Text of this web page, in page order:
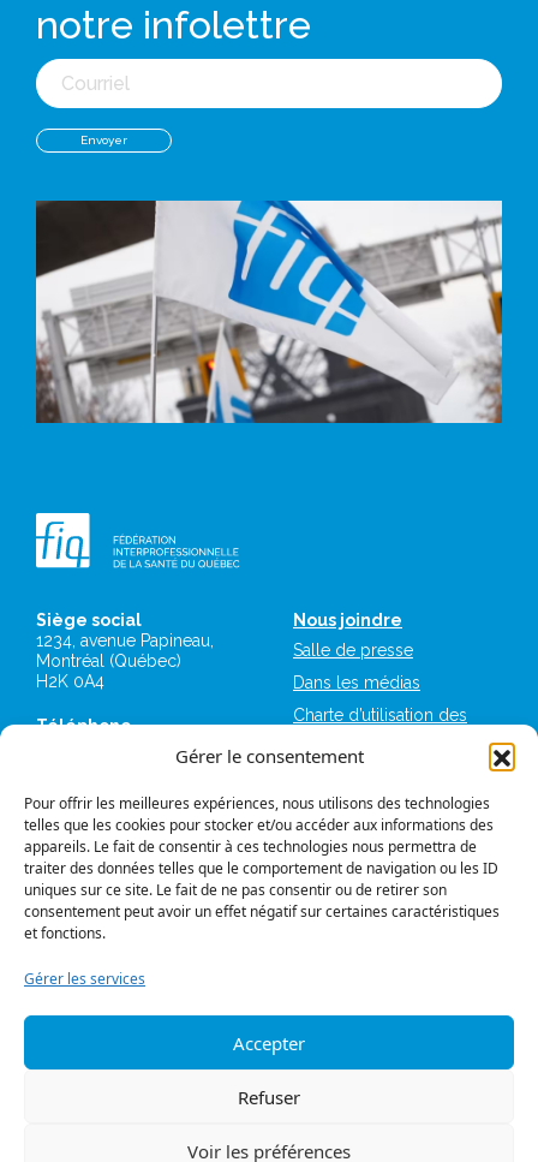
Gérer le consentement
Pour offrir les meilleures expériences, nous utilisons des technologies
telles que les cookies pour stocker et/ou accéder aux informations des
appareils. Le fait de consentir à ces technologies nous permettra de
traiter des données telles que le comportement de navigation ou les ID
uniques sur ce site. Le fait de ne pas consentir ou de retirer son
consentement peut avoir un effet négatif sur certaines caractéristiques
et fonctions.
Gérer les services
Accepter
Refuser
Voir les préférences
notre infolettre
Courriel
Siège social
1234, avenue Papineau,
Montréal (Québec)
H2K 0A4
Téléphone
Télécopieur
514 987-7273
1 877 987-7273
Nous joindre
Salle de presse
Dans les médias
Charte d’utilisation des
de la FIQ
Logos et normes
graphiques
FIQ Militantes
IntraFIQ
Politique de confidentialité